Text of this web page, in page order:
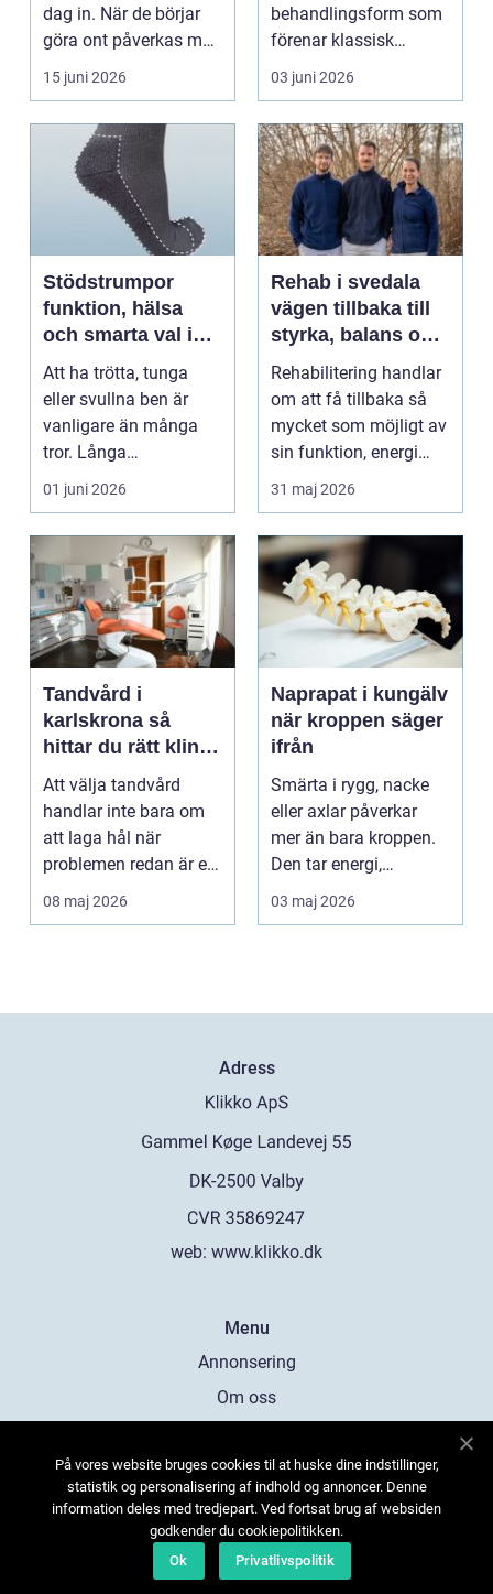
dag in. När de börjar
göra ont påverkas mer
15 juni 2026
behandlingsform som
förenar klassisk
massage med
energibas...
03 juni 2026
Stödstrumpor
funktion, hälsa
och smarta val i
vardagen
Att ha trötta, tunga
eller svullna ben är
vanligare än många
tror. Långa
arbetsdagar på hårda
golv, ...
01 juni 2026
Rehab i svedala
vägen tillbaka till
styrka, balans och
vardag
Rehabilitering handlar
om att få tillbaka så
mycket som möjligt av
sin funktion, energi
och trygghet...
31 maj 2026
Tandvård i
karlskrona så
hittar du rätt klinik
för långsiktig
munhälsa
Att välja tandvård
handlar inte bara om
att laga hål när
problemen redan är ett
faktum. Det handlar ...
08 maj 2026
Naprapat i kungälv
när kroppen säger
ifrån
Smärta i rygg, nacke
eller axlar påverkar
mer än bara kroppen.
Den tar energi,
koncentration och
03 maj 2026
Adress
web: www.klikko.dk
Menu
Annonsering
Om oss
Kontakta oss
Sitemap
På vores website bruges cookies til at huske dine indstillinger,
statistik og personalisering af indhold og annoncer. Denne
information deles med tredjepart. Ved fortsat brug af websiden
godkender du cookiepolitikken.
Ok
Privatlivspolitik